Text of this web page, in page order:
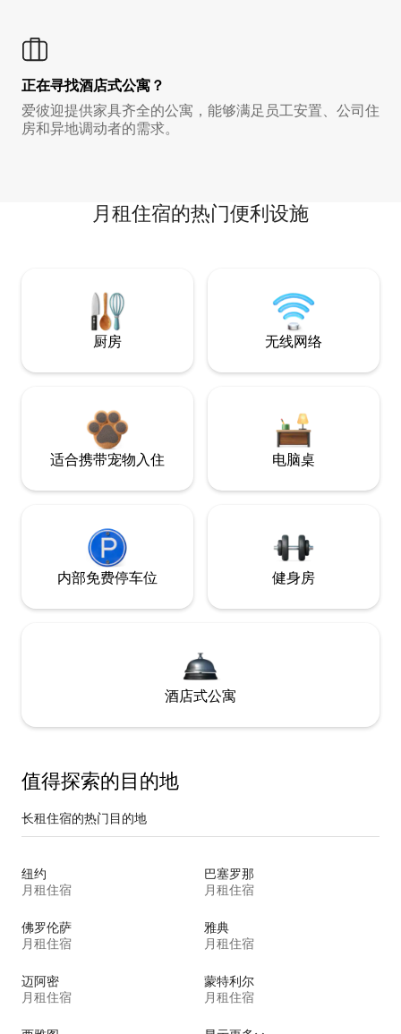
正在寻找酒店式公寓？
爱彼迎提供家具齐全的公寓，能够满足员工安置、公司住
房和异地调动者的需求。
月租住宿的热门便利设施
厨房 无线网络
适合携带宠物入住 电脑桌
内部免费停车位 健身房
酒店式公寓
值得探索的目的地
长租住宿的热门目的地
纽约
月租住宿
巴塞罗那
月租住宿
佛罗伦萨
月租住宿
雅典
月租住宿
迈阿密
月租住宿
蒙特利尔
月租住宿